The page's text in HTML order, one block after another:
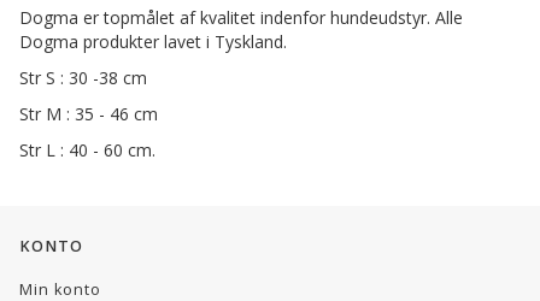
Dogma er topmålet af kvalitet indenfor hundeudstyr. Alle
Dogma produkter lavet i Tyskland.
Str S : 30 -38 cm
Str M : 35 - 46 cm
Str L : 40 - 60 cm.
KONTO
Min konto